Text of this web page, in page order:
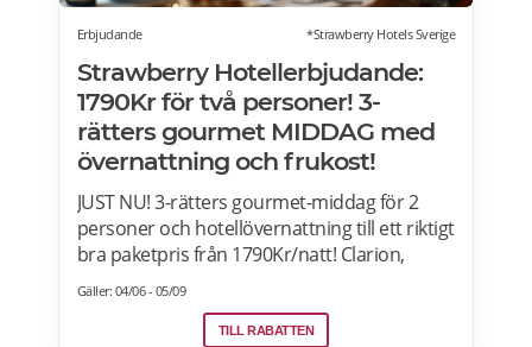
Erbjudande *Strawberry Hotels Sverige
Strawberry Hotellerbjudande:
1790Kr för två personer! 3-
rätters gourmet MIDDAG med
övernattning och frukost!
JUST NU! 3-rätters gourmet-middag för 2
personer och hotellövernattning till ett riktigt
bra paketpris från 1790Kr/natt! Clarion,
Quality Hotel, Comfort Hotel and Home
Hotel i Sverige, Norge, Danmark och Finland.
Paketet är tillgängligt alla dagar i veckan
Gäller: 04/06 - 05/09
TILL RABATTEN